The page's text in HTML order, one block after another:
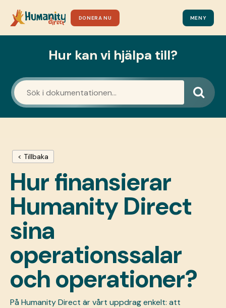
DONERA NU MENY
Hur kan vi hjälpa till?
< Tillbaka
Hur finansierar
Humanity Direct
sina
operationssalar
och operationer?
På Humanity Direct är vårt uppdrag enkelt: att